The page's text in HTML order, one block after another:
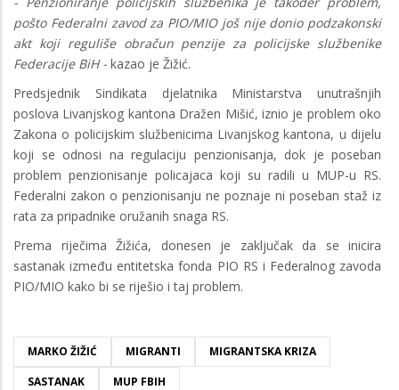
pošto Federalni zavod za PIO/MIO još nije donio podzakonski
akt koji reguliše obračun penzije za policijske službenike
Federacije BiH - kazao je Žižić.
Predsjednik Sindikata djelatnika Ministarstva unutrašnjih
poslova Livanjskog kantona Dražen Mišić, iznio je problem oko
Zakona o policijskim službenicima Livanjskog kantona, u dijelu
koji se odnosi na regulaciju penzionisanja, dok je poseban
problem penzionisanje policajaca koji su radili u MUP-u RS.
Federalni zakon o penzionisanju ne poznaje ni poseban staž iz
rata za pripadnike oružanih snaga RS.
Prema riječima Žižića, donesen je zaključak da se inicira
sastanak između entitetska fonda PIO RS i Federalnog zavoda
PIO/MIO kako bi se riješio i taj problem.
MARKO ŽIŽIĆ MIGRANTI
MIGRANTSKA KRIZA
SASTANAK
MUP FBIH